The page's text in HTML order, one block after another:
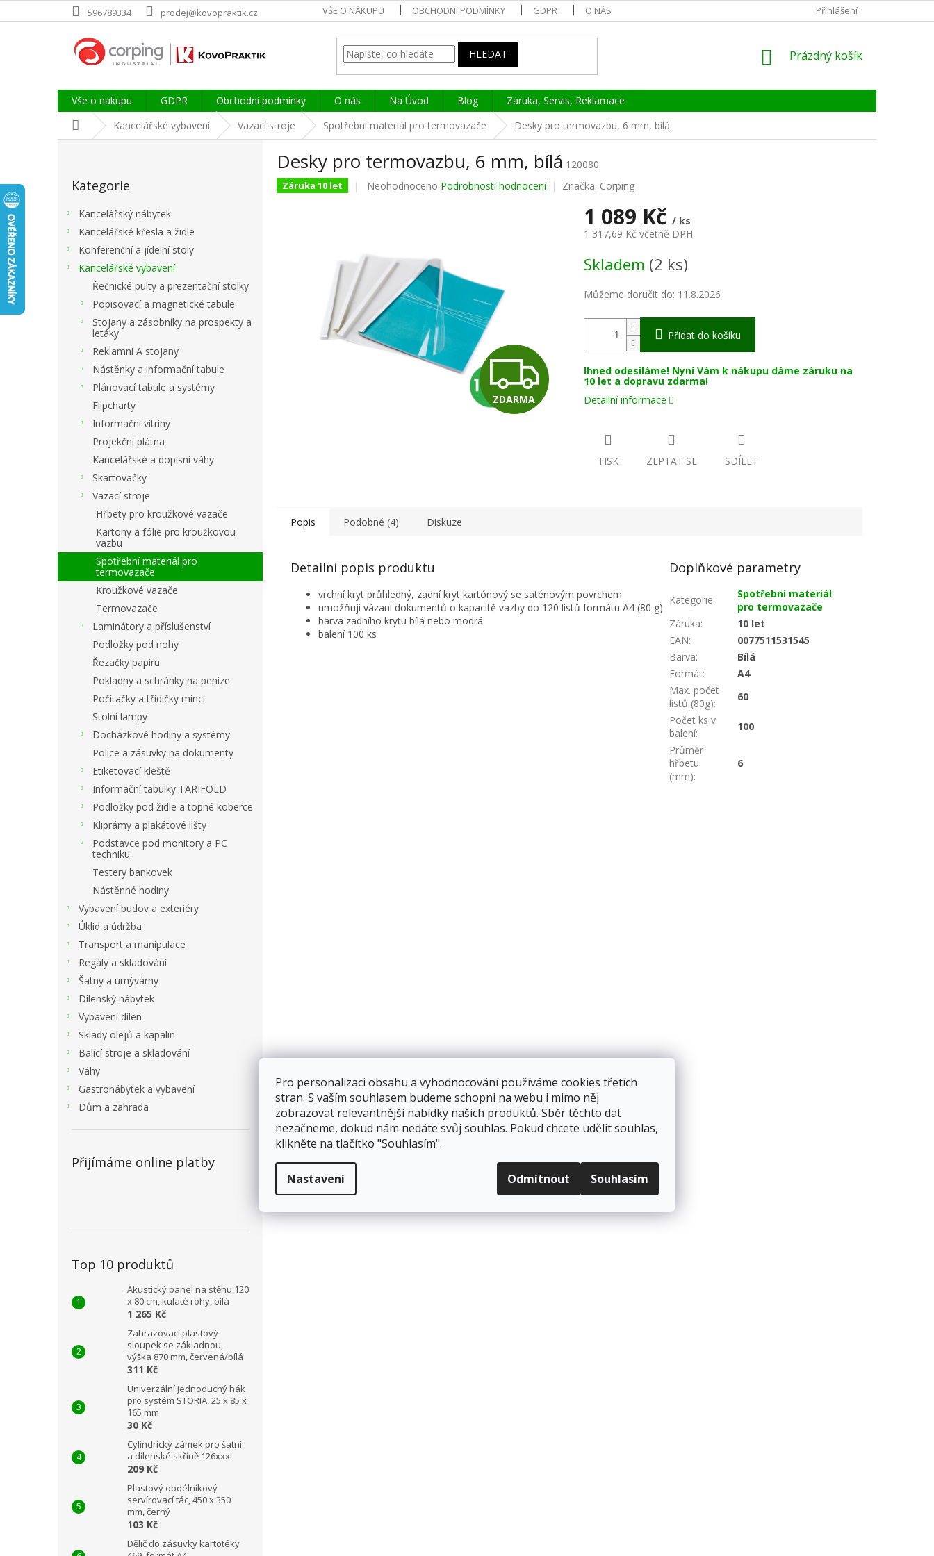
Pro personalizaci obsahu a vyhodnocování používáme cookies třetích
stran. S vaším souhlasem budeme schopni na webu i mimo něj
zobrazovat relevantnější nabídky našich produktů. Sběr těchto dat
nezačneme, dokud nám nedáte svůj souhlas. Pokud chcete udělit souhlas,
klikněte na tlačítko "Souhlasím".
Nastavení Odmítnout Souhlasím
na
596789334 prodej@kovopraktik.cz VŠE O NÁKUPU OBCHODNÍ PODMÍNKY GDPR O NÁS ZÁRUKA, SERVIS, REKLAMACEPřihlášení
HLEDAT
NÁKUPNÍ
Prázdný košík
Vše o nákupu GDPR Obchodní podmínky O nás Na Úvod Blog
Záruka, Servis, Reklamace
Domů Kancelářské vybavení Vazací stroje Spotřební materiál pro termovazače Desky pro termovazbu, 6 mm, bílá
kategorie
Kategorie
Kancelářský nábytek
Kancelářské křesla a židle
Konferenční a jídelní stoly
Kancelářské vybavení
Řečnické pulty a prezentační stolky
Popisovací a magnetické tabule
Stojany a zásobníky na prospekty a
letáky
Reklamní A stojany
Nástěnky a informační tabule
Plánovací tabule a systémy
Flipcharty
Informační vitríny
Projekční plátna
Kancelářské a dopisní váhy
Skartovačky
Vazací stroje
Hřbety pro kroužkové vazače
Kartony a fólie pro kroužkovou
vazbu
Spotřební materiál pro
termovazače
Kroužkové vazače
Termovazače
Laminátory a příslušenství
Podložky pod nohy
Řezačky papíru
Pokladny a schránky na peníze
Počítačky a třídičky mincí
Stolní lampy
Docházkové hodiny a systémy
Police a zásuvky na dokumenty
Etiketovací kleště
Informační tabulky TARIFOLD
Podložky pod židle a topné koberce
Kliprámy a plakátové lišty
Podstavce pod monitory a PC
techniku
Testery bankovek
Nástěnné hodiny
Vybavení budov a exteriéry
Úklid a údržba
Transport a manipulace
Regály a skladování
Šatny a umývárny
Dílenský nábytek
Vybavení dílen
Sklady olejů a kapalin
Balící stroje a skladování
Váhy
Gastronábytek a vybavení
Dům a zahrada
Přijímáme online platby
Top 10 produktů
Akustický panel na stěnu 120
x 80 cm, kulaté rohy, bílá
1 265 Kč
Zahrazovací plastový
sloupek se základnou,
výška 870 mm, červená/bílá
311 Kč
Univerzální jednoduchý hák
pro systém STORIA, 25 x 85 x
165 mm
30 Kč
Cylindrický zámek pro šatní
a dílenské skříně 126xxx
209 Kč
Plastový obdélníkový
servírovací tác, 450 x 350
mm, černý
103 Kč
Dělič do zásuvky kartotéky
Desky pro termovazbu, 6 mm, bílá 120080
Záruka 10 let
Průměrné
5
hvězdiček.
Neohodnoceno Podrobnosti hodnocení Značka: Corping
Z
D
A
ZDARMA
1 089 Kč / ks
1 317,69 Kč včetně DPH
cena:
Skladem (2 ks)
Můžeme doručit do: 11.8.2026
Přidat do košíku
Ihned odesíláme! Nyní Vám k nákupu dáme záruku na
10 let a dopravu zdarma!
Detailní informace
TISK ZEPTAT SE SDÍLET
Popis Podobné (4) Diskuze
Detailní popis produktu
vrchní kryt průhledný, zadní kryt kartónový se saténovým povrchem
umožňují vázaní dokumentů o kapacitě vazby do 120 listů formátu A4 (80 g)
barva zadního krytu bílá nebo modrá
balení 100 ks
Doplňkové parametry
Kategorie:
Spotřební materiál
pro termovazače
Záruka:
10 let
EAN:
0077511531545
Barva:
Bílá
Formát:
A4
Max. počet
listů (80g):
60
Počet ks v
balení:
100
Průměr
hřbetu
(mm):
6